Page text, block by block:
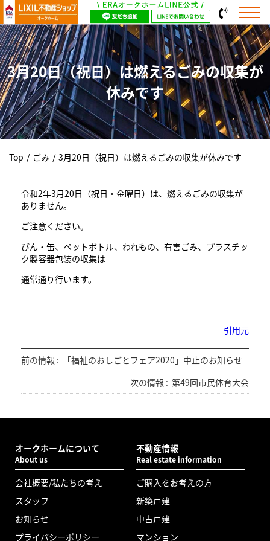
3月20日（祝日）は燃えるごみの収集が
休みです
Top / ごみ / 3月20日（祝日）は燃えるごみの収集が休みです
令和2年3月20日（祝日・金曜日）は、燃えるごみの収集が
ありません。
ご注意ください。
びん・缶、ペットボトル、われもの、有害ごみ、プラスチッ
ク製容器包装の収集は
通常通り行います。
引用元
前の情報 :
「福祉のおしごとフェア2020」中止のお知らせ
次の情報 : 第49回市民体育大会
オークホームについて
About us
会社概要/私たちの考え
スタッフ
お知らせ
プライバシーポリシー
不動産情報
Real estate information
ご購入をお考えの方
新築戸建
中古戸建
マンション